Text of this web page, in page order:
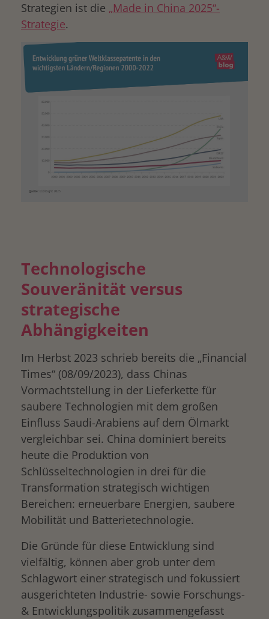
Strategien ist die „Made in China 2025“-
Strategie.
Technologische
Souveränität versus
strategische
Abhängigkeiten
Im Herbst 2023 schrieb bereits die „Financial
Times“ (08/09/2023), dass Chinas
Vormachtstellung in der Lieferkette für
saubere Technologien mit dem großen
Einfluss Saudi-Arabiens auf dem Ölmarkt
vergleichbar sei. China dominiert bereits
heute die Produktion von
Schlüsseltechnologien in drei für die
Transformation strategisch wichtigen
Bereichen: erneuerbare Energien, saubere
Mobilität und Batterietechnologie.
Die Gründe für diese Entwicklung sind
vielfältig, können aber grob unter dem
Schlagwort einer strategisch und fokussiert
ausgerichteten Industrie- sowie Forschungs-
& Entwicklungspolitik zusammengefasst